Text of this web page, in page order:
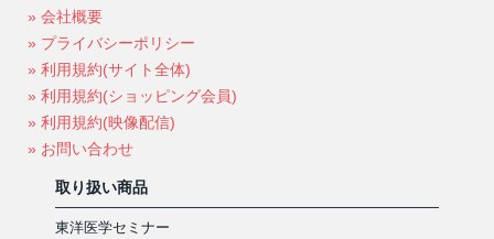
» 会社概要
» プライバシーポリシー
» 利用規約(サイト全体)
» 利用規約(ショッピング会員)
» 利用規約(映像配信)
» お問い合わせ
取り扱い商品
東洋医学セミナー